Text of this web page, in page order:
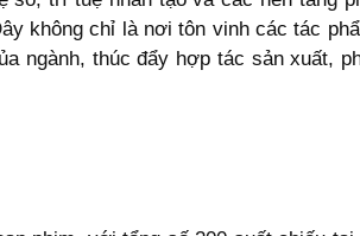
không chỉ là nơi tôn vinh các tác
ngành, thúc đẩy hợp tác sản xuất,